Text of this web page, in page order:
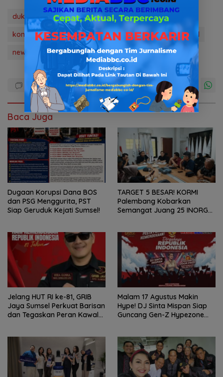
dukcapil muba hukum & kriminal
koni
koni kota palembang
koni Sumsel
mediabbc.co.id
news
porprov Muba
Baca Juga
Dugaan Korupsi Dana BOS
dan PSG Menggurita, PST
Siap Geruduk Kejati Sumsel!
TARGET 5 BESAR! KORMI
Palembang Kobarkan
Semangat Juang 25 INORGA
Jelang HUT RI ke-81, GRIB
Jaya Sumsel Perkuat Barisan
dan Tegaskan Peran Kawal
Malam 17 Agustus Makin
Hype! DJ Sinta Mispan Siap
Guncang Gen-Z Hypezone